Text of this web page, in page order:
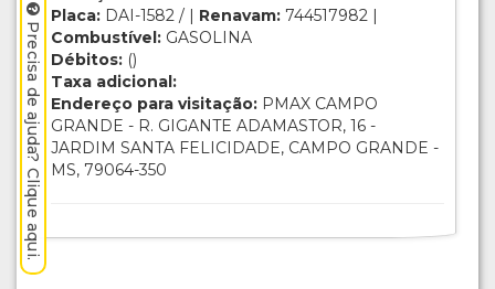
Placa: DAI-1582 / | Renavam: 744517982 |
Combustível: GASOLINA
Débitos: ()
Taxa adicional:
Endereço para visitação: PMAX CAMPO
GRANDE - R. GIGANTE ADAMASTOR, 16 -
JARDIM SANTA FELICIDADE, CAMPO GRANDE -
MS, 79064-350
Precisa de ajuda? Clique aqui.